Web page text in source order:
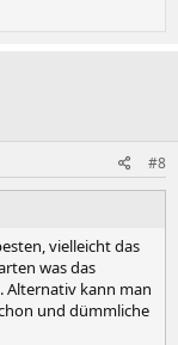
#8
vielleicht das
was das
Alternativ kann man
und dümmliche